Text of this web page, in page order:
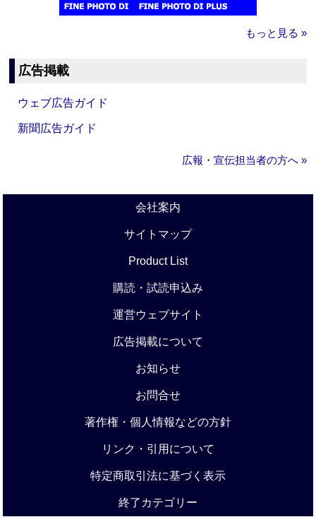
もっと見る »
広告掲載
ウェブ広告ガイド
新聞広告ガイド
広報・宣伝担当者の方へ »
会社案内
サイトマップ
Product List
購読・試読申込み
運営ウェブサイト
広告掲載について
お知らせ
お問合せ
著作権・個人情報などの方針
リンク・引用について
特定商取引法に基づく表示
終了カテゴリー